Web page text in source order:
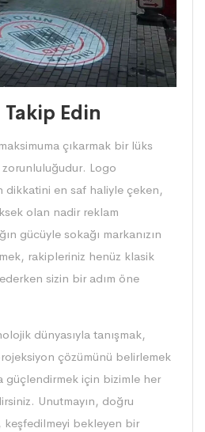
Takip Edin
çıkarmak bir lüks
Logo
dikkatini en saf haliyle çeken,
olan nadir reklam
gücüyle sokağı markanızın
rakipleriniz henüz klasik
sizin bir adım öne
dünyasıyla tanışmak,
çözümünü belirlemek
güçlendirmek için bizimle her
Unutmayın, doğru
keşfedilmeyi bekleyen bir